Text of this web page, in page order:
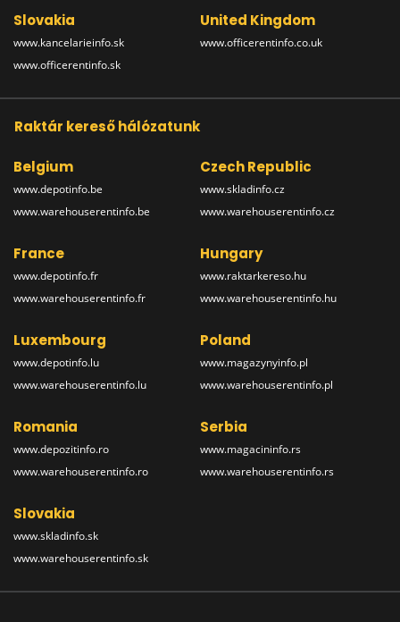
Slovakia
www.kancelarieinfo.sk
www.officerentinfo.sk
United Kingdom
www.officerentinfo.co.uk
Raktár kereső hálózatunk
Belgium
www.depotinfo.be
www.warehouserentinfo.be
Czech Republic
www.skladinfo.cz
www.warehouserentinfo.cz
France
www.depotinfo.fr
www.warehouserentinfo.fr
Hungary
www.raktarkereso.hu
www.warehouserentinfo.hu
Luxembourg
www.depotinfo.lu
www.warehouserentinfo.lu
Poland
www.magazynyinfo.pl
www.warehouserentinfo.pl
Romania
www.depozitinfo.ro
www.warehouserentinfo.ro
Serbia
www.magacininfo.rs
www.warehouserentinfo.rs
Slovakia
www.skladinfo.sk
www.warehouserentinfo.sk